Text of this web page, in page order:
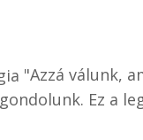
"Azzá válunk,
gondolunk. Ez a